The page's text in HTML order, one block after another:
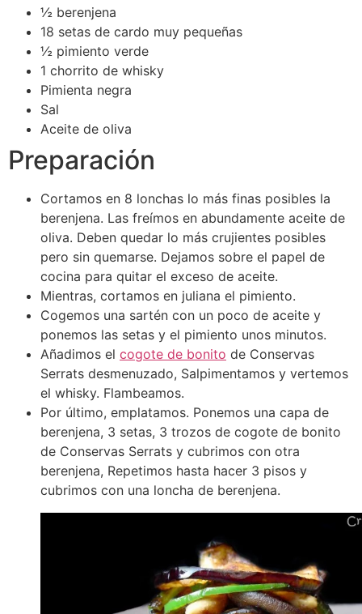
½ berenjena
18 setas de cardo muy pequeñas
½ pimiento verde
1 chorrito de whisky
Pimienta negra
Sal
Aceite de oliva
Preparación
Cortamos en 8 lonchas lo más finas posibles la
berenjena. Las freímos en abundamente aceite de
oliva. Deben quedar lo más crujientes posibles
pero sin quemarse. Dejamos sobre el papel de
cocina para quitar el exceso de aceite.
Mientras, cortamos en juliana el pimiento.
Cogemos una sartén con un poco de aceite y
ponemos las setas y el pimiento unos minutos.
Añadimos el cogote de bonito de Conservas
Serrats desmenuzado, Salpimentamos y vertemos
el whisky. Flambeamos.
Por último, emplatamos. Ponemos una capa de
berenjena, 3 setas, 3 trozos de cogote de bonito
de Conservas Serrats y cubrimos con otra
berenjena, Repetimos hasta hacer 3 pisos y
cubrimos con una loncha de berenjena.